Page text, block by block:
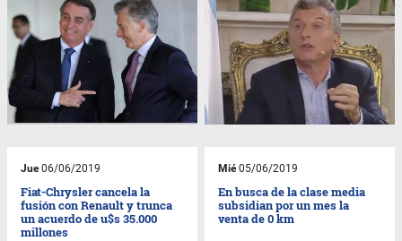
Jue06/06/2019
Fiat-Chrysler cancela la
fusión con Renault y trunca
un acuerdo de u$s 35.000
millones
Mié05/06/2019
En busca de la clase media
subsidian por un mes la
venta de 0 km